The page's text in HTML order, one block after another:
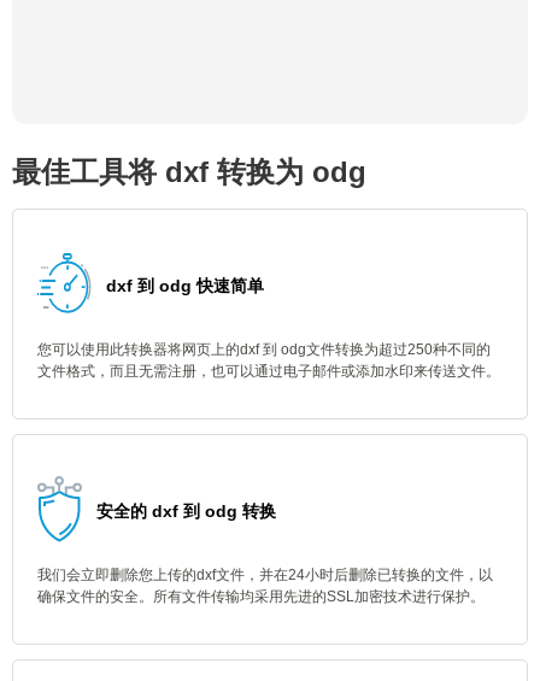
最佳工具将 dxf 转换为 odg
dxf 到 odg 快速简单
您可以使用此转换器将网页上的dxf 到 odg文件转换为超过250种不同的
文件格式，而且无需注册，也可以通过电子邮件或添加水印来传送文件。
安全的 dxf 到 odg 转换
我们会立即删除您上传的dxf文件，并在24小时后删除已转换的文件，以
确保文件的安全。所有文件传输均采用先进的SSL加密技术进行保护。